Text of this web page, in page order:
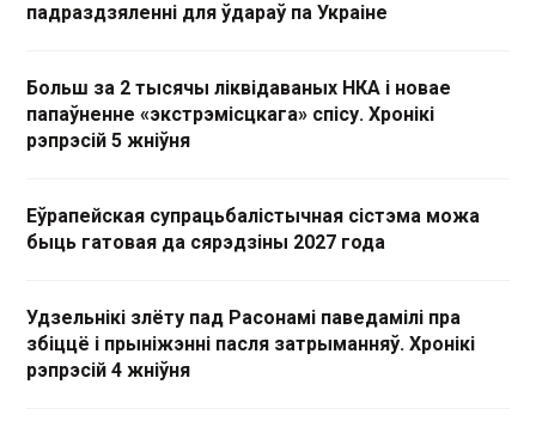
падраздзяленні для ўдараў па Украіне
Больш за 2 тысячы ліквідаваных НКА і новае
папаўненне «экстрэмісцкага» спісу. Хронікі
рэпрэсій 5 жніўня
Еўрапейская супрацьбалістычная сістэма можа
быць гатовая да сярэдзіны 2027 года
Удзельнікі злёту пад Расонамі паведамілі пра
збіццё і прыніжэнні пасля затрыманняў. Хронікі
рэпрэсій 4 жніўня